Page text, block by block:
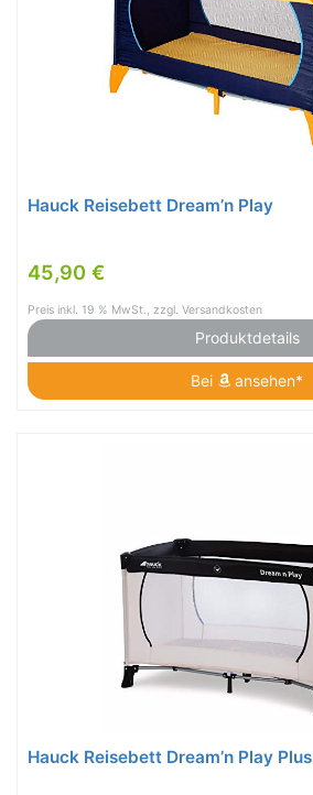
Hauck Reisebett Dream’n Play
45,90 €
Preis inkl. 19 % MwSt., zzgl. Versandkosten
Produktdetails
Bei ansehen*
Hauck Reisebett Dream’n Play Plus